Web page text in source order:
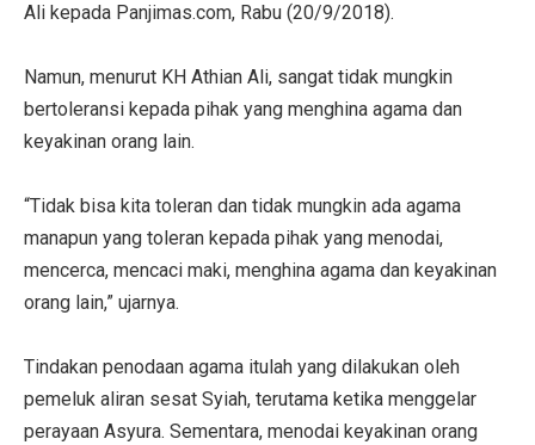
Ali kepada Panjimas.com, Rabu (20/9/2018).
Namun, menurut KH Athian Ali, sangat tidak mungkin
bertoleransi kepada pihak yang menghina agama dan
keyakinan orang lain.
“Tidak bisa kita toleran dan tidak mungkin ada agama
manapun yang toleran kepada pihak yang menodai,
mencerca, mencaci maki, menghina agama dan keyakinan
orang lain,” ujarnya.
Tindakan penodaan agama itulah yang dilakukan oleh
pemeluk aliran sesat Syiah, terutama ketika menggelar
perayaan Asyura. Sementara, menodai keyakinan orang